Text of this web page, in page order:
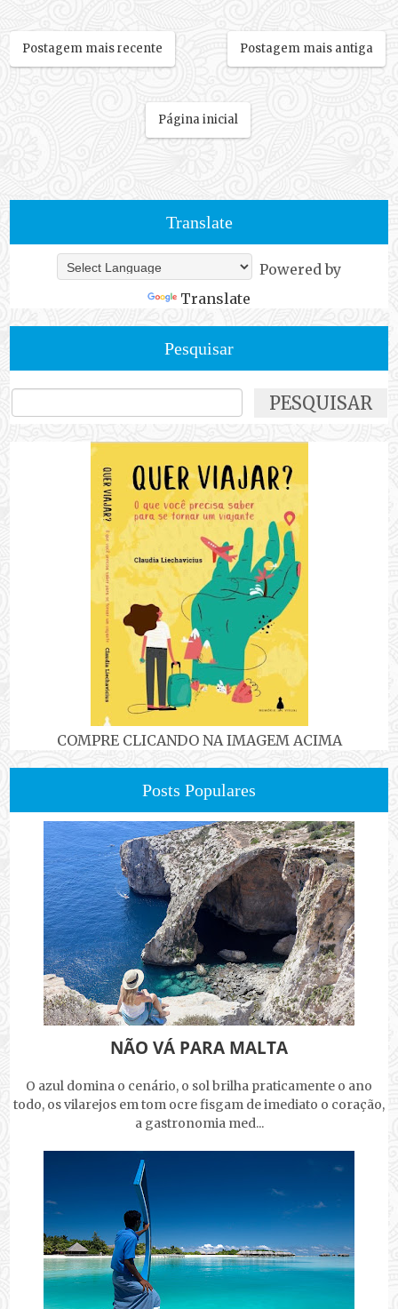
Postagem mais recente Postagem mais antiga
Página inicial
Translate
Powered by
Translate
Pesquisar
COMPRE CLICANDO NA IMAGEM ACIMA
Posts Populares
NÃO VÁ PARA MALTA
O azul domina o cenário, o sol brilha praticamente o ano
todo, os vilarejos em tom ocre fisgam de imediato o coração,
a gastronomia med...